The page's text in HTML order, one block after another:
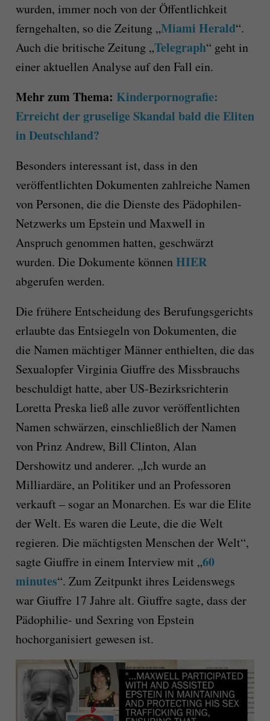
wurden, immer noch von der Öffentlichkeit
ferngehalten, so die Zeitung „Miami Herald“.
Auch die britische Zeitung „Telegraph“ geht in
einer aktuellen Analyse auf den Fall ein.
Mehr zum Thema: Kinderpornografie:
Erreicht der gruselige Skandal bald die Eliten
in Deutschland?
Besonders interessant ist, dass in den
veröffentlichten Dokumenten zahlreiche Namen
von Personen, die die Dienste des Pädophilen-
Netzwerks um Epstein und Maxwell in
Anspruch genommen hatten, geschwärzt
wurden. Die Dokumente könnenHIER
abgerufen werden.
Die frühere Entscheidung des Berufungsgerichts
erlaubte das Entsiegeln von Dokumenten, die
die Namen mächtiger Männer enthielten, die das
Sexualopfer Virginia Giuffre des Missbrauchs
beschuldigt hatte, aber US-Bezirksrichterin
Loretta Preska ließ alle zuvor veröffentlichten
Namen schwärzen, einschließlich der Namen
von Prinz Andrew, Bill Clinton, Alan
Dershowitz und anderer. „Ich wurde an
Milliardäre, an Politiker und an Professoren
verkauft – sogar an Monarchen. Es war die Elite
der Welt. Es waren die Leute, die die Welt
regieren. Die mächtigsten Menschen der Welt“,
sagte Giuffre in einem Interview mit „60
minutes“. Zum Zeitpunkt ihres Leidenswegs
war Giuffre 17 Jahre alt. Giuffre sagte, dass der
Pädophilie- und Sexring von Epstein
hochorganisiert gewesen ist.